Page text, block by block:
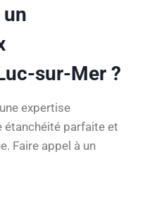
sur-Mer ?
expertise
étanchéité parfaite et
Faire appel à un